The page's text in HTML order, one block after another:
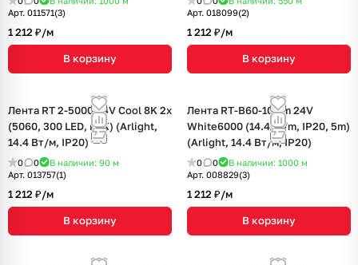
Арт. 011571(3)
1 212 ₽/м
В корзину
Арт. 018099(2)
1 212 ₽/м
В корзину
Лента RT 2-5000 24V Cool 8K 2x
(5060, 300 LED, LUX) (Arlight,
14.4 Вт/м, IP20)
0 0 В наличии: 90 м
Арт. 013757(1)
1 212 ₽/м
В корзину
Лента RT-B60-10mm 24V
White6000 (14.4 W/m, IP20, 5m)
(Arlight, 14.4 Вт/м, IP20)
0 0 В наличии: 1000 м
Арт. 008829(3)
1 212 ₽/м
В корзину